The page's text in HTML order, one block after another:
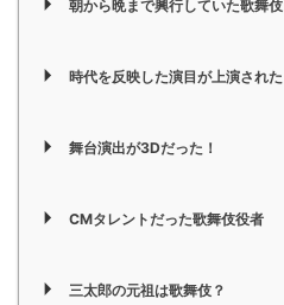
朝から晩まで興行していた歌舞伎
時代を反映した演目が上演された
舞台演出が3Dだった！
CMタレントだった歌舞伎役者
三太郎の元祖は歌舞伎？